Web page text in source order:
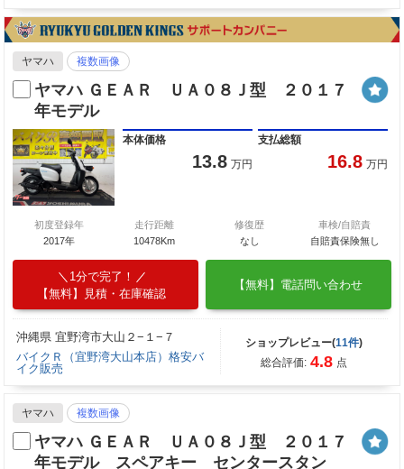
ヤマハ 複数画像
ヤマハ ＧＥＡＲ ＵＡ０８Ｊ型 ２０１７
年モデル
本体価格
13.8 万円
支払総額
16.8 万円
初度登録年
2017年
走行距離
10478Km
修復歴
なし
車検/自賠責
自賠責保険無し
1分で完了！
【無料】見積・在庫確認
【無料】電話問い合わせ
沖縄県 宜野湾市大山２−１−７
バイクＲ（宜野湾大山本店）格安バ
イク販売
ショップレビュー(11件)
総合評価: 4.8 点
ヤマハ 複数画像
ヤマハ ＧＥＡＲ ＵＡ０８Ｊ型 ２０１７
年モデル スペアキー センタースタン